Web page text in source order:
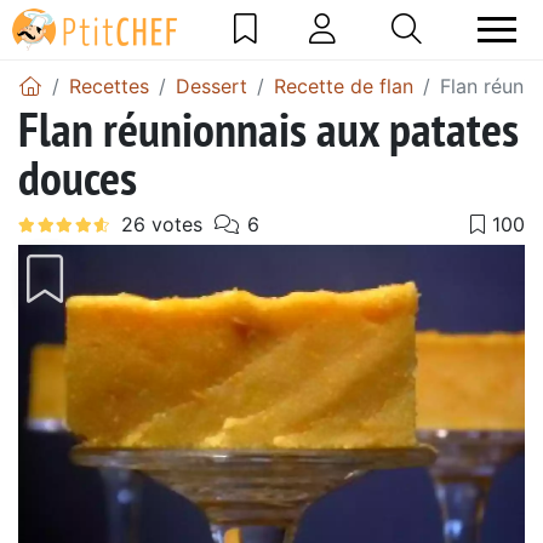
Recettes Dessert Recette de flan Flan
Flan réunionnais aux patates
douces